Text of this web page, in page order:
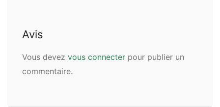
Avis
Vous devez vous connecter pour publier un
commentaire.